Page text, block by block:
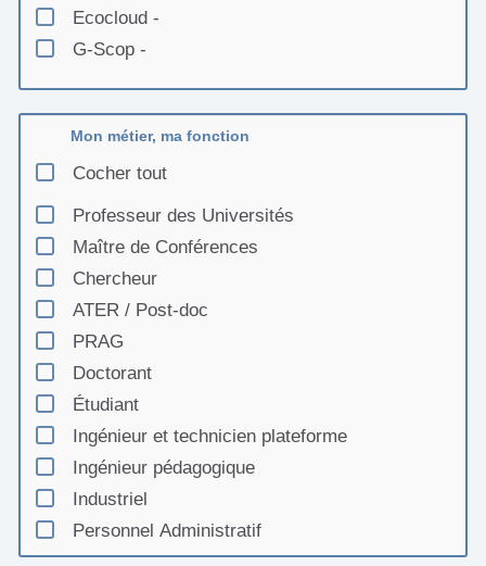
Ecocloud -
G-Scop -
Ingénieur.e.s Engagé.e.s Lyon - IE Lyon
Institut National des Sciences Appliquées de
LaMyne -
Lab1.5 -
Laboratoire I2M (Institut de Mécanique et
d'Ingénierie) - I2M
Laboratoire de Mécanique, Multiphysique,
Multiéchelle - LaMcube
LowTech -Recherche - Ingénierie - LowTRI
Pour Un Réveil Ecologique -
S-mart -
Soutenabilité, Territoires, Environnement,
Economie et Politique - STEEP
Université Virtuelle Environnement et
Mon métier, ma fonction
Cocher tout
Professeur des Universités
Maître de Conférences
Chercheur
ATER / Post-doc
PRAG
Doctorant
Étudiant
Ingénieur et technicien plateforme
Ingénieur pédagogique
Industriel
Personnel Administratif